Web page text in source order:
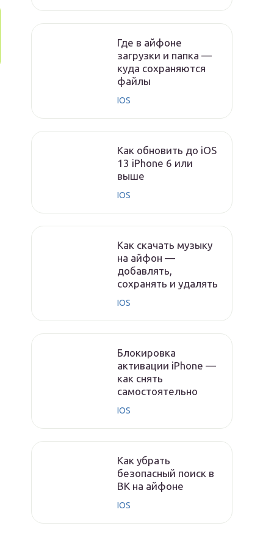
Где в айфоне
загрузки и папка —
куда сохраняются
файлы
IOS
Как обновить до iOS
13 iPhone 6 или
выше
IOS
Как скачать музыку
на айфон —
добавлять,
сохранять и удалять
IOS
Блокировка
активации iPhone —
как снять
самостоятельно
IOS
Как убрать
безопасный поиск в
ВК на айфоне
IOS